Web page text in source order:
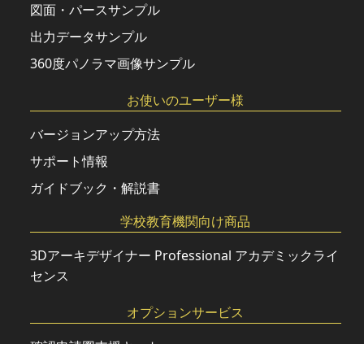
図面・パースサンプル
出力データサンプル
360度パノラマ画像サンプル
お使いのユーザー様
バージョンアップ方法
サポート情報
ガイドブック・解説書
学校教育機関向け商品
3Dアーキデザイナー Professional アカデミックライ
センス
オプションサービス